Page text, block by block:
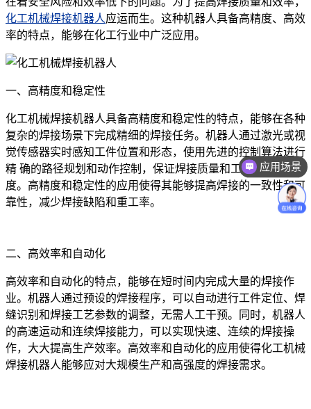
化工机械焊接机器人应运而生。这种机器人具备高精度、高效
率的特点，能够在化工行业中广泛应用。
一、高精度和稳定性
化工机械焊接机器人具备高精度和稳定性的特点，能够在各种
复杂的焊接场景下完成精细的焊接任务。机器人通过激光或视
觉传感器实时感知工件位置和形态，使用先进的控制算法进行
精 确的路径规划和动作控制，保证焊接质量和工件的准确
度。高精度和稳定性的应用使得其能够提高焊接的一致性和可
靠性，减少焊接缺陷和重工率。
二、高效率和自动化
高效率和自动化的特点，能够在短时间内完成大量的焊接作
业。机器人通过预设的焊接程序，可以自动进行工件定位、焊
缝识别和焊接工艺参数的调整，无需人工干预。同时，机器人
的高速运动和连续焊接能力，可以实现快速、连续的焊接操
作，大大提高生产效率。高效率和自动化的应用使得化工机械
焊接机器人能够应对大规模生产和高强度的焊接需求。
应用场景
价格咨询